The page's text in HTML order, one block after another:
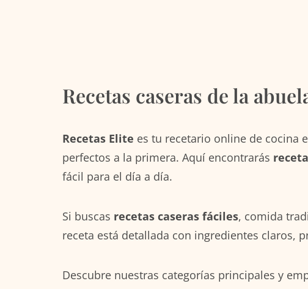
Recetas caseras de la
Recetas Elite es tu recetario online de cocina
perfectos a la primera. Aquí encontrarás
fácil para el día a día.
Si buscas recetas caseras fáciles, comida
receta está detallada con ingredientes claros,
Descubre nuestras categorías principales y